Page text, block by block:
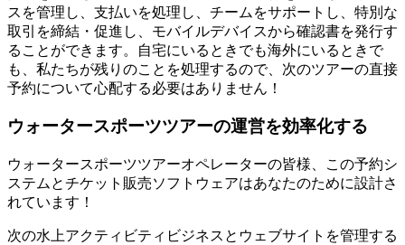
スを管理し、支払いを処理し、チームをサポートし、特別な
取引を締結・促進し、モバイルデバイスから確認書を発行す
ることができます。自宅にいるときでも海外にいるときで
も、私たちが残りのことを処理するので、次のツアーの直接
予約について心配する必要はありません！
ウォータースポーツツアーの運営を効率化する
ウォータースポーツツアーオペレーターの皆様、この予約シ
ステムとチケット販売ソフトウェアはあなたのために設計さ
れています！
次の水上アクティビティビジネスとウェブサイトを管理する